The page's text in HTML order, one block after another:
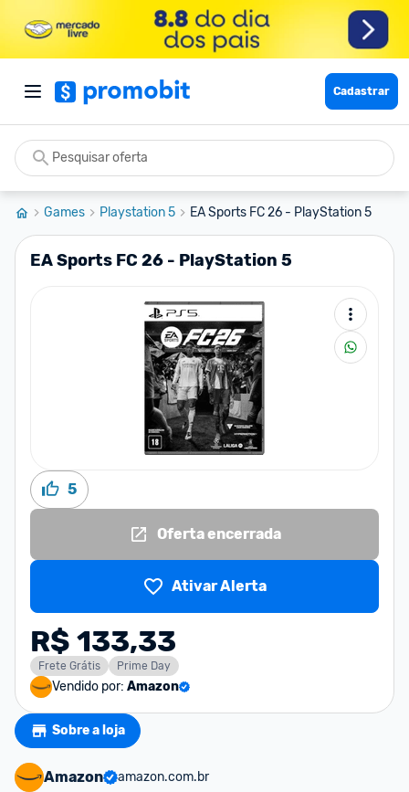
Cadastrar
Games Playstation 5 EA Sports FC 26 - PlayStation 5
EA Sports FC 26 - PlayStation 5
5
Oferta encerrada
Ativar Alerta
R$ 133,33
Frete Grátis Prime Day
Vendido por: Amazon
Sobre a loja
Amazon
amazon.com.br